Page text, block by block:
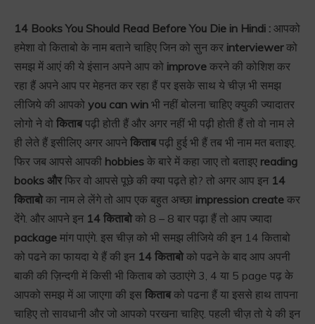
14 Books You Should Read Before You Die in Hindi : आपको
हमेशा वो किताबो के नाम बताने चाहिए जिन को सुन कर interviewerको
समझ में आएं की ये इंसान अपने आप को improve करने की कोशिश कर
रहा हैं अपने आप पर मेहनत कर रहा हैं पर इसके साथ ये चीज़ भी समझ
लीजिये की आपको you can win भी नहीं बोलना चाहिए क्युकी ज्यादातर
लोगो ने वो किताबपढ़ी होती हैं और अगर नहीं भी पढ़ी होती हैं तो वो नाम ले
ही लेते हैं इसीलिए अगर आपने किताबपढ़ी हुई भी हैं तब भी नाम मत बताइए.
फिर जब आपसे आपकी hobbies के बारे में कहा जाए तो बताइए reading
books औरफिर वो आपसे पूछे की क्या पढ़ते हो? तो अगर आप इन 14
किताबोका नाम ले लेंगे तो आप एक बहुत अच्छा impression create कर
देंगे. और आपने इन 14 किताबोको 8 – 8 बार पढ़ा हैं तो आप ज्यादा
package मांग पाएंगे. इस चीज़ को भी समझ लीजिये की इन 14 किताबो
को पढने का फायदा ये हैं की इन 14 किताबोको पढने के बाद आप अपनी
बाकी की ज़िन्दगी में किसी भी किताब को उठाएंगे 3, 4 या 5 page पढ़ के
आपको समझ में आ जाएगा की इस किताबको पढना हैं या इससे हाथ तापना
चाहिए तो सावधानी और जो आपको परखना चाहिए. पहली चीज़ तो ये की इन